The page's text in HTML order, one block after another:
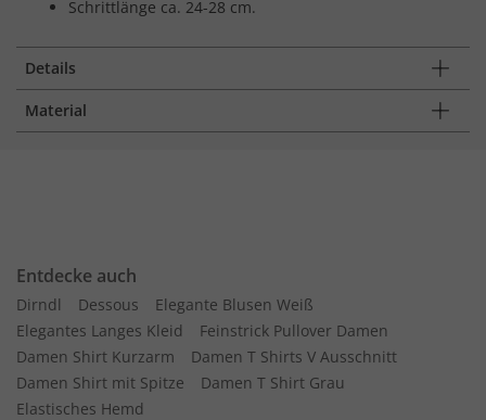
Schrittlänge ca. 24-28 cm.
Details
Material
Entdecke auch
Dirndl Dessous
Elegante Blusen Weiß
Elegantes Langes Kleid
Feinstrick Pullover Damen
Damen Shirt Kurzarm
Damen T Shirts V Ausschnitt
Damen Shirt mit Spitze
Damen T Shirt Grau
Elastisches Hemd